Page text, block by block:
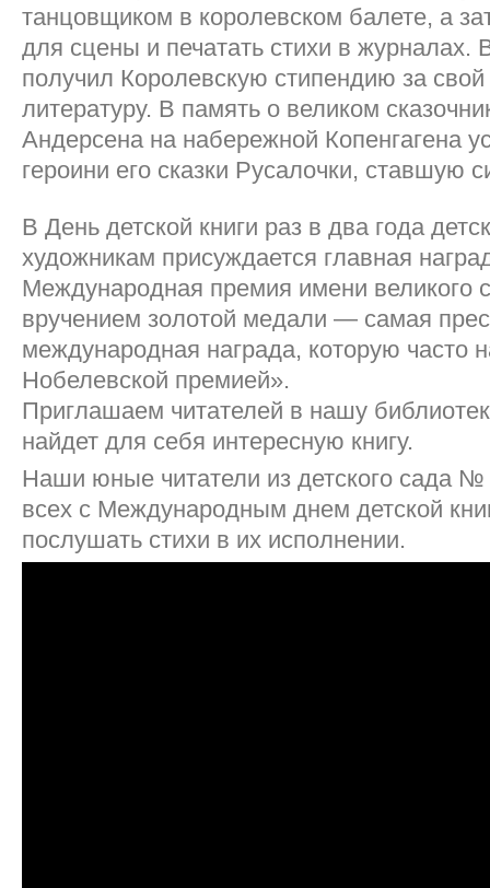
танцовщиком в королевском балете, а
для сцены и печатать стихи в журналах.
получил Королевскую стипендию за
литературу. В память о великом
Андерсена на набережной Копенгагена
героини его сказки Русалочки, ставшую
В День детской книги раз в два года
художникам присуждается главная
Международная премия имени великого
вручением золотой медали — самая
международная награда, которую часто
Нобелевской премией».
Приглашаем читателей в нашу
найдет для себя интересную книгу.
Наши юные читатели из детского сада
всех с Международным днем детской
послушать стихи в их исполнении.